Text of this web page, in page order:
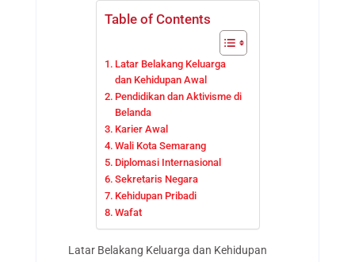
Table of Contents
Latar Belakang Keluarga
dan Kehidupan Awal
Pendidikan dan Aktivisme di
Belanda
Karier Awal
Wali Kota Semarang
Diplomasi Internasional
Sekretaris Negara
Kehidupan Pribadi
Wafat
Latar Belakang Keluarga dan Kehidupan